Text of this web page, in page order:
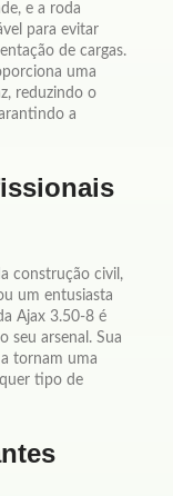
e a roda
para evitar
de cargas.
uma
reduzindo o
a
construção civil,
um entusiasta
Ajax 3.50-8 é
seu arsenal. Sua
tornam uma
tipo de